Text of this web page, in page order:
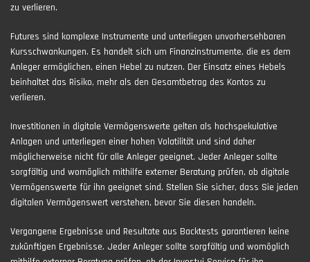
zu verlieren.
Futures sind komplexe Instrumente und unterliegen unvorhersehbaren
Kursschwankungen. Es handelt sich um Finanzinstrumente, die es dem
Anleger ermöglichen, einen Hebel zu nutzen. Der Einsatz eines Hebels
beinhaltet das Risiko, mehr als den Gesamtbetrag des Kontos zu
verlieren.
Investitionen in digitale Vermögenswerte gelten als hochspekulative
Anlagen und unterliegen einer hohen Volatilität und sind daher
möglicherweise nicht für alle Anleger geeignet. Jeder Anleger sollte
sorgfältig und womöglich mithilfe externer Beratung prüfen, ob digitale
Vermögenswerte für ihn geeignet sind. Stellen Sie sicher, dass Sie jeden
digitalen Vermögenswert verstehen, bevor Sie diesen handeln.
Vergangene Ergebnisse und Resultate aus Backtests garantieren keine
zukünftigen Ergebnisse. Jeder Anleger sollte sorgfältig und womöglich